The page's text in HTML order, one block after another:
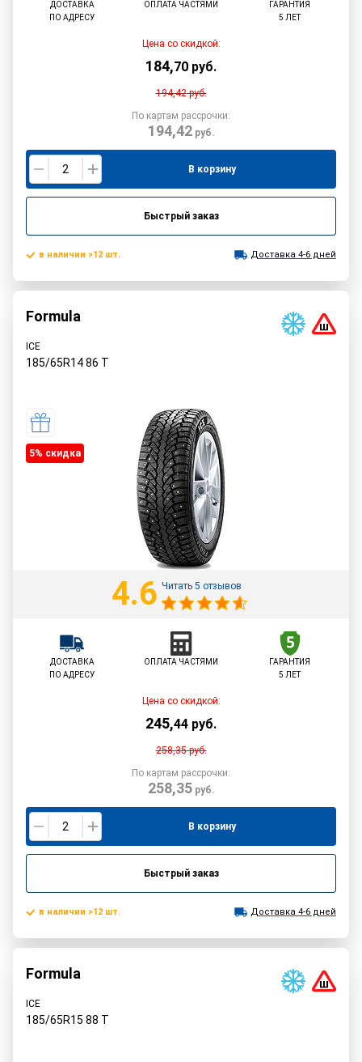
ДОСТАВКА
ПО АДРЕСУ
ОПЛАТА ЧАСТЯМИ
ГАРАНТИЯ
5 ЛЕТ
Цена со скидкой:
184,70 руб.
194,42руб.
По картам рассрочки:
194,42руб.
В корзину
Быстрый заказ
в наличии >12 шт. Доставка 4-6 дней
Formula
ICE
185/65R1486 T
5% cкидка
4.6 Читать 5 отзывов
ДОСТАВКА
ПО АДРЕСУ
ОПЛАТА ЧАСТЯМИ
ГАРАНТИЯ
5 ЛЕТ
Цена со скидкой:
245,44 руб.
258,35руб.
По картам рассрочки:
258,35руб.
В корзину
Быстрый заказ
в наличии >12 шт. Доставка 4-6 дней
Formula
ICE
185/65R15 88 T